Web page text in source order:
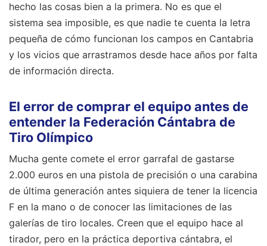
hecho las cosas bien a la primera. No es que el
sistema sea imposible, es que nadie te cuenta la letra
pequeña de cómo funcionan los campos en Cantabria
y los vicios que arrastramos desde hace años por falta
de información directa.
El error de comprar el equipo antes de
entender la Federación Cántabra de
Tiro Olímpico
Mucha gente comete el error garrafal de gastarse
2.000 euros en una pistola de precisión o una carabina
de última generación antes siquiera de tener la licencia
F en la mano o de conocer las limitaciones de las
galerías de tiro locales. Creen que el equipo hace al
tirador, pero en la práctica deportiva cántabra, el